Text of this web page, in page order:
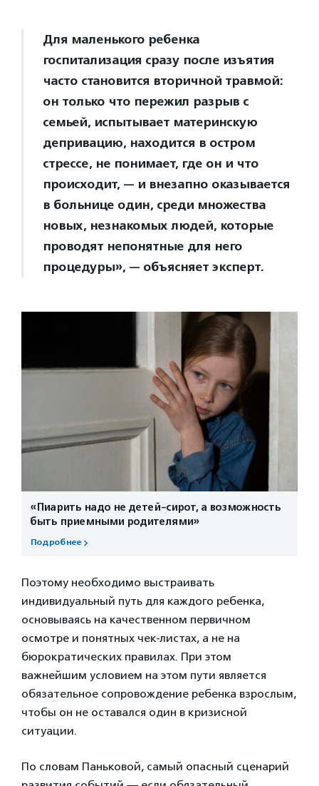
Для маленького ребенка
госпитализация сразу после изъятия
часто становится вторичной травмой:
он только что пережил разрыв с
семьей, испытывает материнскую
депривацию, находится в остром
стрессе, не понимает, где он и что
происходит, — и внезапно оказывается
в больнице один, среди множества
новых, незнакомых людей, которые
проводят непонятные для него
процедуры», — объясняет эксперт.
«Пиарить надо не детей-сирот, а возможность
быть приемными родителями»
Подробнее
Поэтому необходимо выстраивать
индивидуальный путь для каждого ребенка,
основываясь на качественном первичном
осмотре и понятных чек-листах, а не на
бюрократических правилах. При этом
важнейшим условием на этом пути является
обязательное сопровождение ребенка взрослым,
чтобы он не оставался один в кризисной
ситуации.
По словам Паньковой, самый опасный сценарий